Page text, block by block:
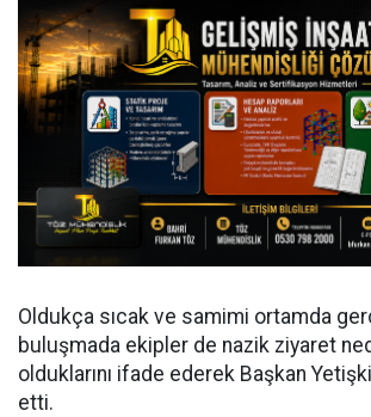
Oldukça sıcak ve samimi ortamda
buluşmada ekipler de nazik ziyaret
olduklarını ifade ederek Başkan
etti.